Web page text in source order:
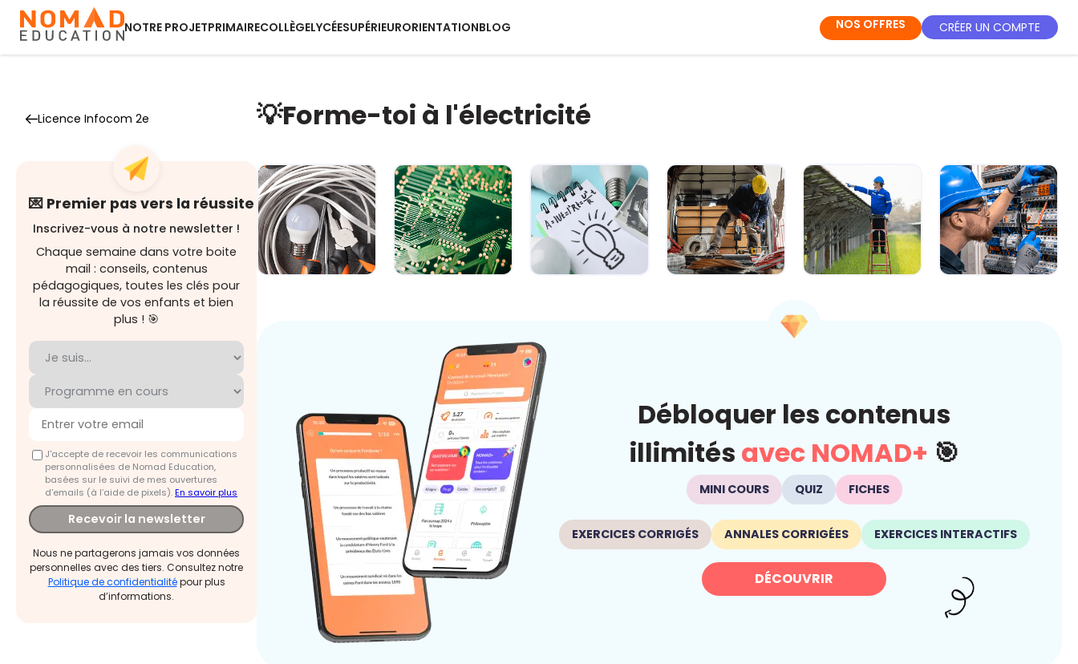
NOTRE PROJETPRIMAIRECOLLÈGELYCÉESUPÉRIEURORIENTATIONBLOG NOS OFFRES CRÉER UN COMPTE
Licence Infocom 2e
💌 Premier pas vers la réussite
Inscrivez-vous à notre newsletter !
Chaque semaine dans votre boite
mail : conseils, contenus
pédagogiques, toutes les clés pour
la réussite de vos enfants et bien
plus ! 🎯
J'accepte de recevoir les communications
personnalisées de Nomad Education,
basées sur le suivi de mes ouvertures
d'emails (à l’aide de pixels).En savoir plus
Recevoir la newsletter
Nous ne partagerons jamais vos données
personnelles avec des tiers. Consultez notre
Politique de confidentialitépour plus
d’informations.
💡Forme-toi à l'électricité
fonctionnement...
Débloquer les contenus
illimités avec NOMAD+ 🎯
MINI COURS QUIZ FICHES
EXERCICES CORRIGÉS ANNALES CORRIGÉES EXERCICES INTERACTIFS
DÉCOUVRIR